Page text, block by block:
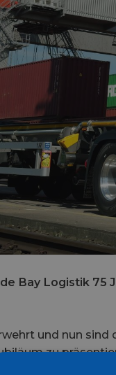
Bay Logistik 75
und nun
zu